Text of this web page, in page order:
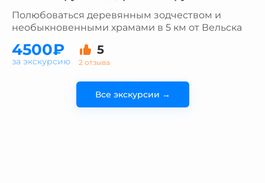
Полюбоваться деревянным зодчеством и
необыкновенными храмами в 5 км от Вельска
4500₽ 5
2 отзыва
за экскурсию
Все экскурсии →